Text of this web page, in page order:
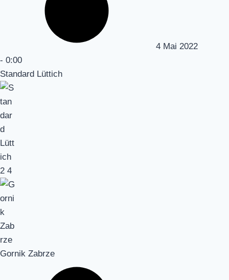
4 Mai 2022
- 0:00
Standard Lüttich
2 4
Gornik Zabrze